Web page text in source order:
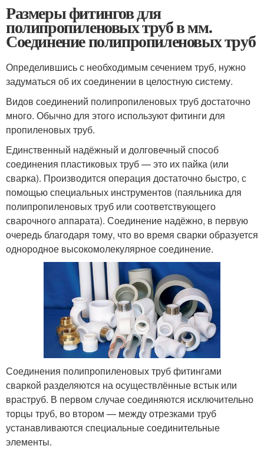
Размеры фитингов для
полипропиленовых труб в мм.
Соединение полипропиленовых труб
Определившись с необходимым сечением труб, нужно
задуматься об их соединении в целостную систему.
Видов соединений полипропиленовых труб достаточно
много. Обычно для этого используют фитинги для
пропиленовых труб.
Единственный надёжный и долговечный способ
соединения пластиковых труб — это их пайка (или
сварка). Производится операция достаточно быстро, с
помощью специальных инструментов (паяльника для
полипропиленовых труб или соответствующего
сварочного аппарата). Соединение надёжно, в первую
очередь благодаря тому, что во время сварки образуется
однородное высокомолекулярное соединение.
Соединения полипропиленовых труб фитингами
сваркой разделяются на осуществлённые встык или
враструб. В первом случае соединяются исключительно
торцы труб, во втором — между отрезками труб
устанавливаются специальные соединительные
элементы.